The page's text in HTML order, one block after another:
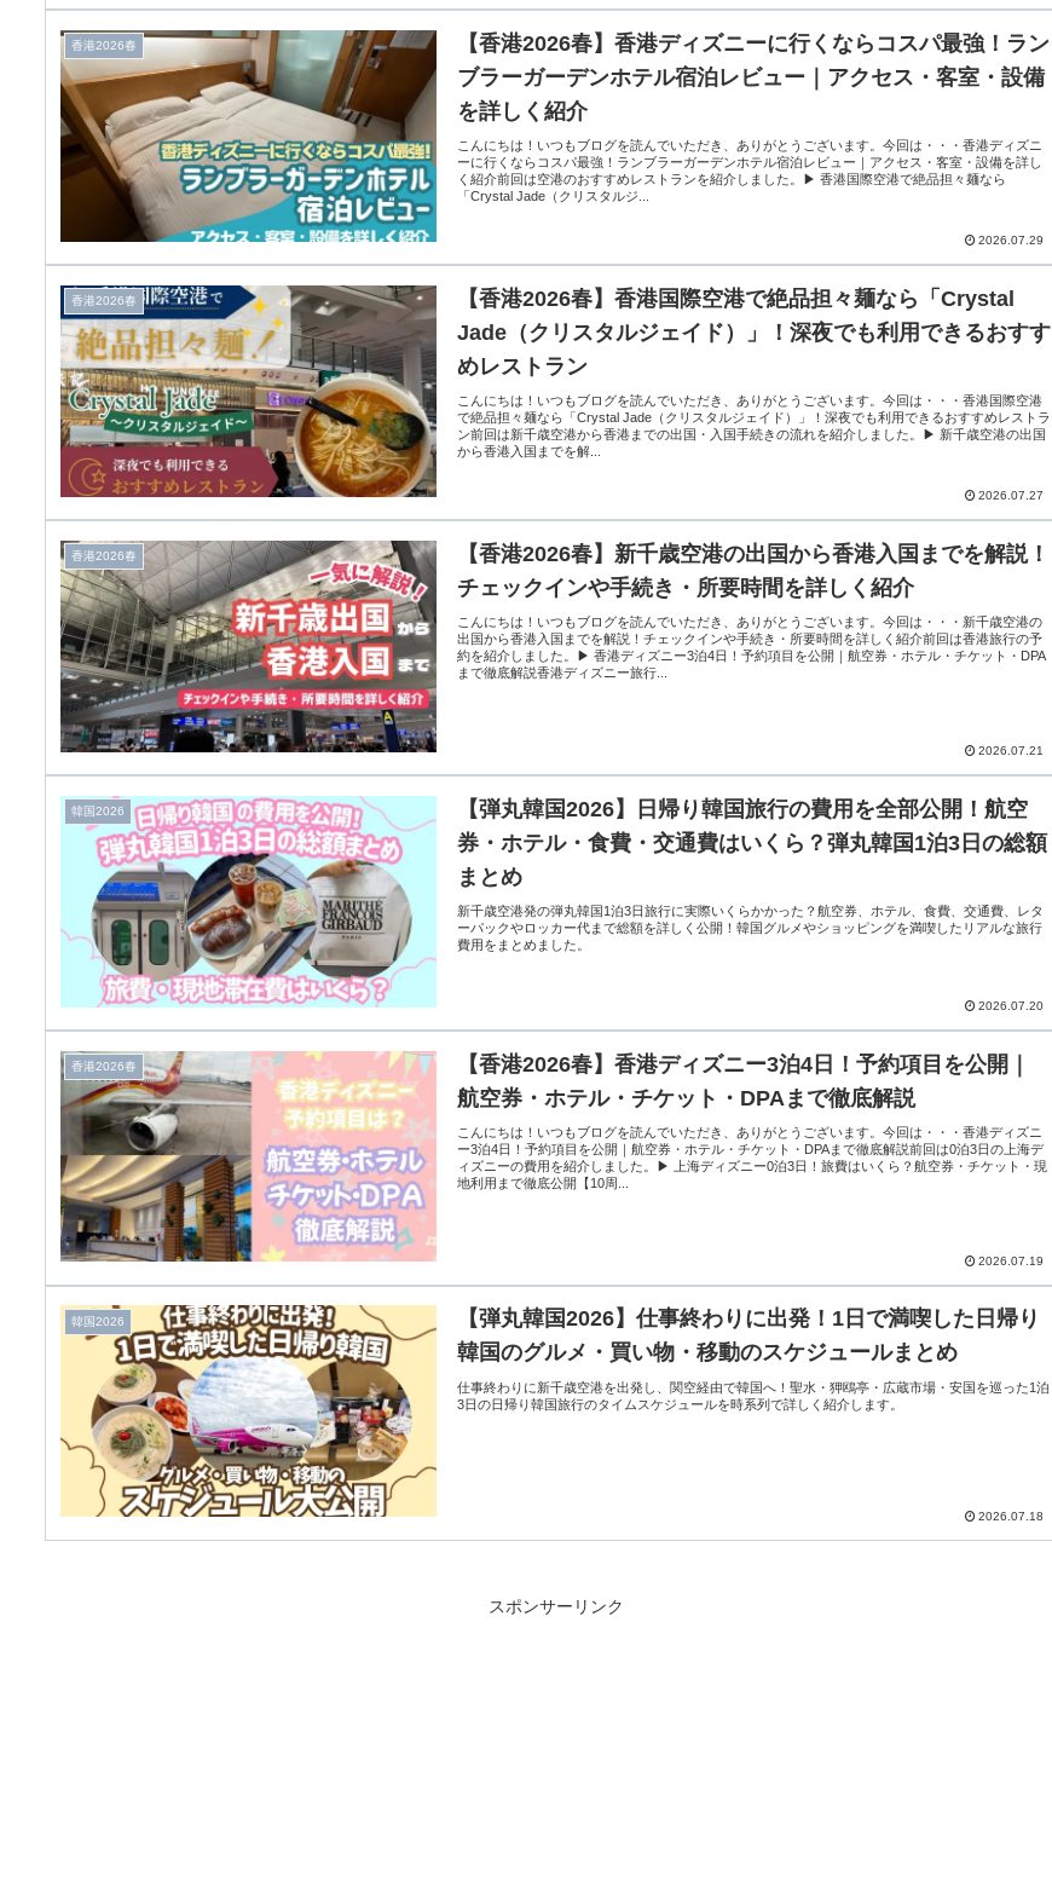
香港2026春
【香港2026春】香港ディズニーに行くならコスパ最強！ラン
ブラーガーデンホテル宿泊レビュー｜アクセス・客室・設備
を詳しく紹介
こんにちは！いつもブログを読んでいただき、ありがとうございます。今回は・・・香港ディズニ
ーに行くならコスパ最強！ランブラーガーデンホテル宿泊レビュー｜アクセス・客室・設備を詳し
く紹介前回は空港のおすすめレストランを紹介しました。▶ 香港国際空港で絶品担々麺なら
「Crystal Jade（クリスタルジ...
2026.07.29
香港2026春
【香港2026春】香港国際空港で絶品担々麺なら「Crystal
Jade（クリスタルジェイド）」！深夜でも利用できるおすす
めレストラン
こんにちは！いつもブログを読んでいただき、ありがとうございます。今回は・・・香港国際空港
で絶品担々麺なら「Crystal Jade（クリスタルジェイド）」！深夜でも利用できるおすすめレストラ
ン前回は新千歳空港から香港までの出国・入国手続きの流れを紹介しました。▶ 新千歳空港の出国
から香港入国までを解...
2026.07.27
香港2026春
【香港2026春】新千歳空港の出国から香港入国までを解説！
チェックインや手続き・所要時間を詳しく紹介
こんにちは！いつもブログを読んでいただき、ありがとうございます。今回は・・・新千歳空港の
出国から香港入国までを解説！チェックインや手続き・所要時間を詳しく紹介前回は香港旅行の予
約を紹介しました。▶ 香港ディズニー3泊4日！予約項目を公開｜航空券・ホテル・チケット・DPA
まで徹底解説香港ディズニー旅行...
2026.07.21
韓国2026
【弾丸韓国2026】日帰り韓国旅行の費用を全部公開！航空
券・ホテル・食費・交通費はいくら？弾丸韓国1泊3日の総額
まとめ
新千歳空港発の弾丸韓国1泊3日旅行に実際いくらかかった？航空券、ホテル、食費、交通費、レタ
ーパックやロッカー代まで総額を詳しく公開！韓国グルメやショッピングを満喫したリアルな旅行
費用をまとめました。
2026.07.20
香港2026春
【香港2026春】香港ディズニー3泊4日！予約項目を公開｜
航空券・ホテル・チケット・DPAまで徹底解説
こんにちは！いつもブログを読んでいただき、ありがとうございます。今回は・・・香港ディズニ
ー3泊4日！予約項目を公開｜航空券・ホテル・チケット・DPAまで徹底解説前回は0泊3日の上海デ
ィズニーの費用を紹介しました。▶ 上海ディズニー0泊3日！旅費はいくら？航空券・チケット・現
地利用まで徹底公開【10周...
2026.07.19
韓国2026
【弾丸韓国2026】仕事終わりに出発！1日で満喫した日帰り
韓国のグルメ・買い物・移動のスケジュールまとめ
仕事終わりに新千歳空港を出発し、関空経由で韓国へ！聖水・狎鴎亭・広蔵市場・安国を巡った1泊
3日の日帰り韓国旅行のタイムスケジュールを時系列で詳しく紹介します。
2026.07.18
スポンサーリンク